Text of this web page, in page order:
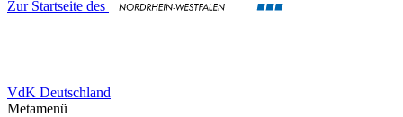
Zur Startseite des
VdK Deutschland
Metamenü